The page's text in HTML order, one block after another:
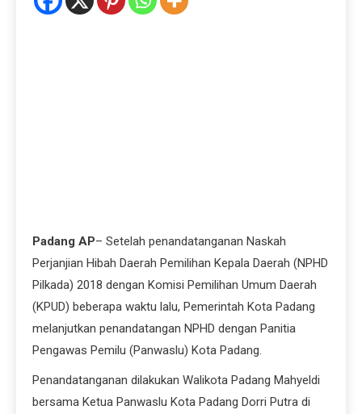
ruang Bagindo Aziz Chan, Balaikota Padang, Selasa
(19/9/20).
Walikota Padang 2018 berjumlah sebesar Rp 8 Milyar
dengan rincian: Rp 1.897.294.000,- dianggarkan pada
Perubahan APBD 2017 dan Rp 6.102.706.000,- pada